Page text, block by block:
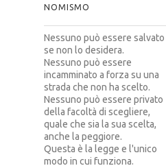
NOMISMO
Nessuno può essere salvato
se non lo desidera.
Nessuno può essere
incamminato a forza su una
strada che non ha scelto.
Nessuno può essere privato
della facoltà di scegliere,
quale che sia la sua scelta,
anche la peggiore.
Questa è la legge e l'unico
modo in cui funziona.